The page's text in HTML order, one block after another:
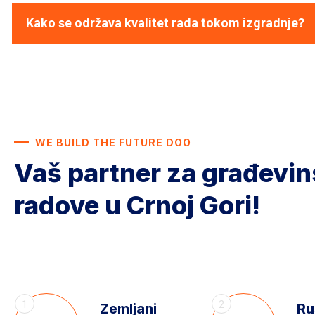
Kako se održava kvalitet rada tokom izgradnje?
WE BUILD THE FUTURE DOO
Vaš partner za
radove u Crnoj Gori!
1
Zemljani
2